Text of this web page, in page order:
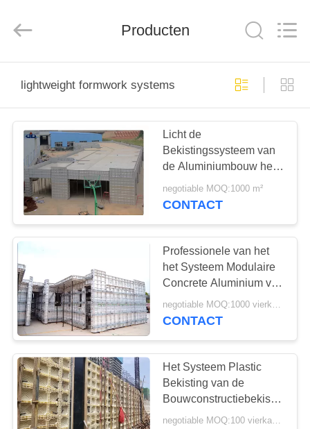
PRODUCTEN
OVER
ONS
FABRIEK
TOCHT
KWALITEITSCONTROLE
CONTACT
MET
ONS
OP
Formwork
System
All
Reserved.
Producten
lightweight formwork systems
Licht de
Bekistingssysteem van
de Aluminiumbouw het
meer dan 200 Keer
Nuttige Leven
negotiable MOQ:1000 m²
CONTACT
Professionele van het
het Systeem Modulaire
Concrete Aluminium van
de Bouwbekisting de
Plakbekisting
negotiable MOQ:1000 vierkante meters
CONTACT
Het Systeem Plastic
Bekisting van de
Bouwconstructiebekisting
voor Concrete Muren
negotiable MOQ:100 vierkante meters